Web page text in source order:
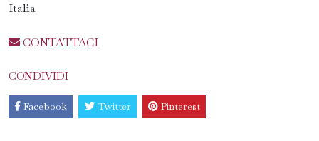
Italia
CONTATTACI
CONDIVIDI
Facebook Twitter Pinterest